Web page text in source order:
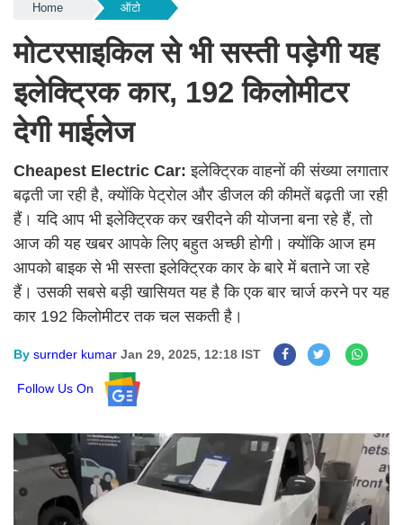
Home ऑटो
मोटरसाइकिल से भी सस्ती पड़ेगी यह
इलेक्ट्रिक कार, 192 किलोमीटर
देगी माईलेज
Cheapest Electric Car:इलेक्ट्रिक वाहनों की संख्या लगातार
बढ़ती जा रही है, क्योंकि पेट्रोल और डीजल की कीमतें बढ़ती जा रही
हैं। यदि आप भी इलेक्ट्रिक कर खरीदने की योजना बना रहे हैं, तो
आज की यह खबर आपके लिए बहुत अच्छी होगी। क्योंकि आज हम
आपको बाइक से भी सस्ता इलेक्ट्रिक कार के बारे में बताने जा रहे
हैं। उसकी सबसे बड़ी खासियत यह है कि एक बार चार्ज करने पर यह
कार 192 किलोमीटर तक चल सकती है।
By surnder kumar Jan 29, 2025, 12:18 IST
Follow Us On